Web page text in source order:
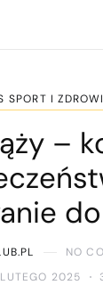
SPORT I
–
NO
2025